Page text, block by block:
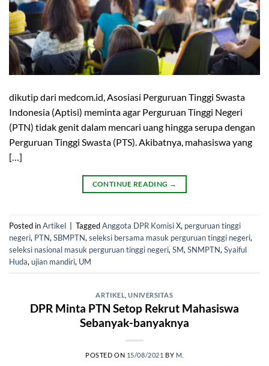
dikutip dari medcom.id, Asosiasi Perguruan Tinggi Swasta
Indonesia (Aptisi) meminta agar Perguruan Tinggi Negeri
(PTN) tidak genit dalam mencari uang hingga serupa dengan
Perguruan Tinggi Swasta (PTS). Akibatnya, mahasiswa yang
[…]
CONTINUE READING →
Posted inArtikel TaggedAnggota DPR Komisi X, perguruan tinggi
negeri, PTN, SBMPTN, seleksi bersama masuk perguruan tinggi negeri,
seleksi nasional masuk perguruan tinggi negeri, SM, SNMPTN, Syaiful
Huda, ujian mandiri, UM
ARTIKEL ,UNIVERSITAS
DPR Minta PTN Setop Rekrut Mahasiswa
Sebanyak-banyaknya
POSTED ON 15/08/2021 BY M.